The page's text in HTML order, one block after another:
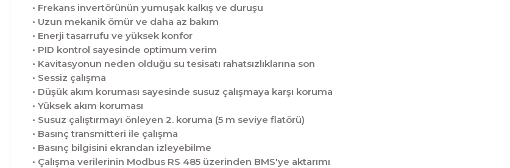
• Frekans invertörünün yumuşak kalkış ve duruşu
• Uzun mekanik ömür ve daha az bakım
• Enerji tasarrufu ve yüksek konfor
• PID kontrol sayesinde optimum verim
• Kavitasyonun neden olduğu su tesisatı rahatsızlıklarına son
• Sessiz çalışma
• Düşük akım koruması sayesinde susuz çalışmaya karşı koruma
• Yüksek akım koruması
• Susuz çalıştırmayı önleyen 2. koruma (5 m seviye flatörü)
• Basınç transmitteri ile çalışma
• Basınç bilgisini ekrandan izleyebilme
• Çalışma verilerinin Modbus RS 485 üzerinden BMS'ye aktarımı